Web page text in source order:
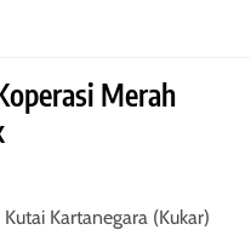
Merah
Kartanegara (Kukar)